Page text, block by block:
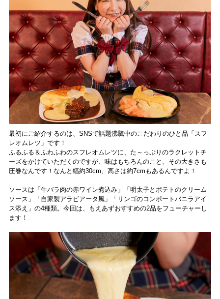
最初にご紹介するのは、SNSで話題沸騰中のこだわりのひと品「スフ
レオムレツ」です！
ふるふる＆ふわふわのスフレオムレツに、た～っぷりのラクレットチ
ーズをかけていただくのですが、味はもちろんのこと、その大きさも
圧巻なんです！なんと幅約30cm、高さは約7cmもあるんですよ！
ソースは「牛バラ肉の赤ワイン煮込み」「明太子とポテトのクリーム
ソース」「自家製アラビアータ風」「リンゴのコンポートバニラアイ
ス添え」の4種類。今回は、もえあずおすすめの2品をフューチャーし
ます！